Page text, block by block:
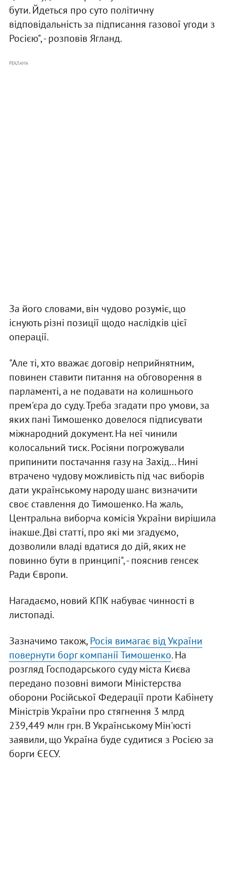
бути. Йдеться про суто політичну
відповідальність за підписання газової угоди з
Росією", - розповів Ягланд.
РЕКЛАМА
За його словами, він чудово розуміє, що
існують різні позиції щодо наслідків цієї
операції.
"Але ті, хто вважає договір неприйнятним,
повинен ставити питання на обговорення в
парламенті, а не подавати на колишнього
прем'єра до суду. Треба згадати про умови, за
яких пані Тимошенко довелося підписувати
міжнародний документ. На неї чинили
колосальний тиск. Росіяни погрожували
припинити постачання газу на Захід... Нині
втрачено чудову можливість під час виборів
дати українському народу шанс визначити
своє ставлення до Тимошенко. На жаль,
Центральна виборча комісія України вирішила
інакше. Дві статті, про які ми згадуємо,
дозволили владі вдатися до дій, яких не
повинно бути в принципі", - пояснив генсек
Ради Європи.
Нагадаємо, новий КПК набуває чинності в
листопаді.
Зазначимо також,Росія вимагає від України
повернути борг компанії Тимошенко. На
розгляд Господарського суду міста Києва
передано позовні вимоги Міністерства
оборони Російської Федерації проти Кабінету
Міністрів України про стягнення 3 млрд
239,449 млн грн. В Українському Мін'юсті
заявили, що Україна буде судитися з Росією за
борги ЄЕСУ.